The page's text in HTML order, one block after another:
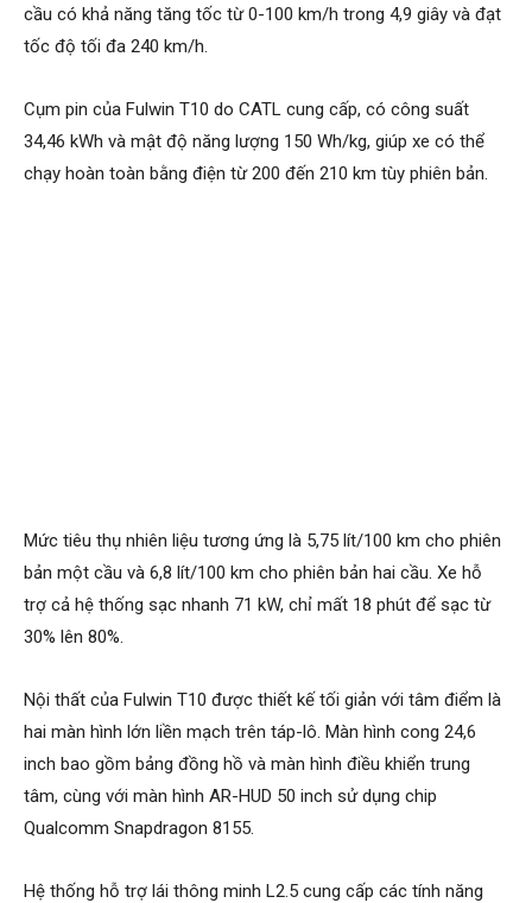
cầu có khả năng tăng tốc từ 0-100 km/h trong 4,9 giây và đạt
tốc độ tối đa 240 km/h.
Cụm pin của Fulwin T10 do CATL cung cấp, có công suất
34,46 kWh và mật độ năng lượng 150 Wh/kg, giúp xe có thể
chạy hoàn toàn bằng điện từ 200 đến 210 km tùy phiên bản.
Mức tiêu thụ nhiên liệu tương ứng là 5,75 lít/100 km cho phiên
bản một cầu và 6,8 lít/100 km cho phiên bản hai cầu. Xe hỗ
trợ cả hệ thống sạc nhanh 71 kW, chỉ mất 18 phút để sạc từ
30% lên 80%.
Nội thất của Fulwin T10 được thiết kế tối giản với tâm điểm là
hai màn hình lớn liền mạch trên táp-lô. Màn hình cong 24,6
inch bao gồm bảng đồng hồ và màn hình điều khiển trung
tâm, cùng với màn hình AR-HUD 50 inch sử dụng chip
Qualcomm Snapdragon 8155.
Hệ thống hỗ trợ lái thông minh L2.5 cung cấp các tính năng